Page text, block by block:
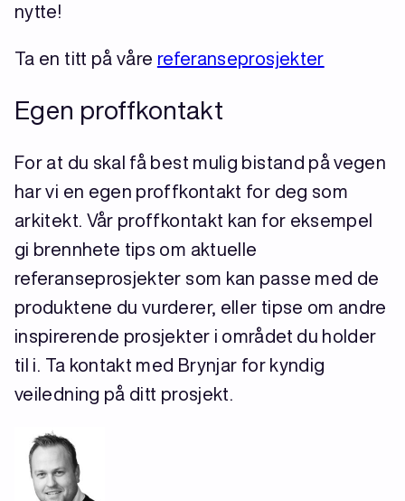
nytte!
Ta en titt på våre referanseprosjekter
Egen proffkontakt
For at du skal få best mulig bistand på vegen
har vi en egen proffkontakt for deg som
arkitekt. Vår proffkontakt kan for eksempel
gi brennhete tips om aktuelle
referanseprosjekter som kan passe med de
produktene du vurderer, eller tipse om andre
inspirerende prosjekter i området du holder
til i. Ta kontakt med Brynjar for kyndig
veiledning på ditt prosjekt.